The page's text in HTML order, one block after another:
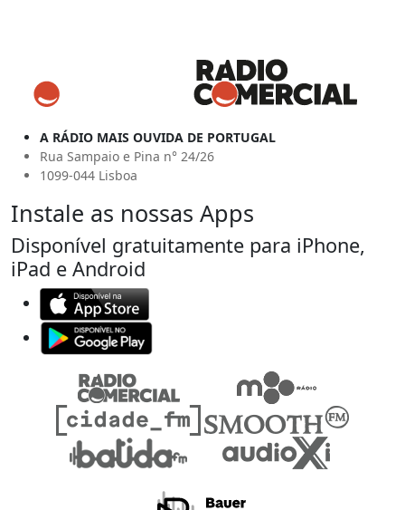
A RÁDIO MAIS OUVIDA DE PORTUGAL
Rua Sampaio e Pina n° 24/26
1099-044 Lisboa
Instale as nossas Apps
Disponível gratuitamente para iPhone,
iPad e Android